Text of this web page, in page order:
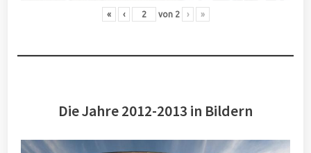
« ‹ von 2 › »
Die Jahre 2012-2013 in Bildern